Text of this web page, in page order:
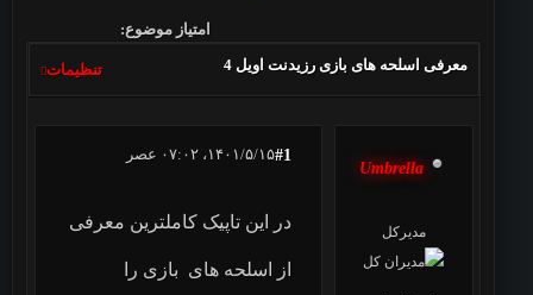
امتیاز موضوع:
تنظیمات معرفی اسلحه های بازی رزیدنت اویل 4
Umbrella
مدیرکل
#1۱۴۰۱/۵/۱۵، ۰۷:۰۲ عصر
در این تاپیک کاملترین معرفی
از اسلحه های بازی را